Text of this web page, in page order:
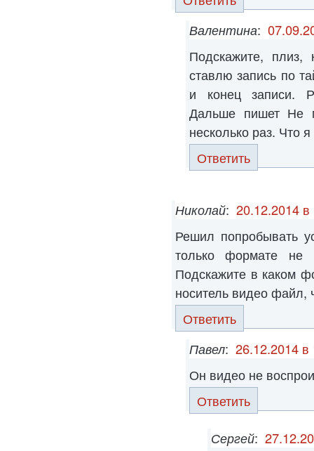
Валентина:
Подскажите,
ставлю запись по
и конец записи.
Дальше пишет Не
несколько раз. Что
Ответить
Николай: 20.12.2014 в
Решил попробывать
только формате
Подскажите в каком
носитель видео файл,
Ответить
Павел: 26.12.2014 в
Он видео не
Ответить
Сергей: